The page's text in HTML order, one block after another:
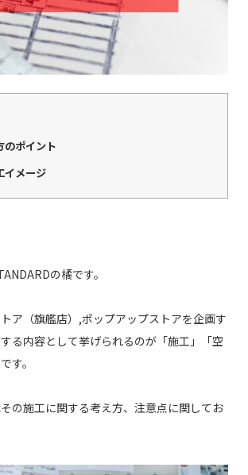
のポイント
イメージ
の橘です。
ア（旗艦店）,ポップアップストアを企画す
る内容として挙げられるのが「施工」「空
す。
の施工に関する考え方、注意点に関してお